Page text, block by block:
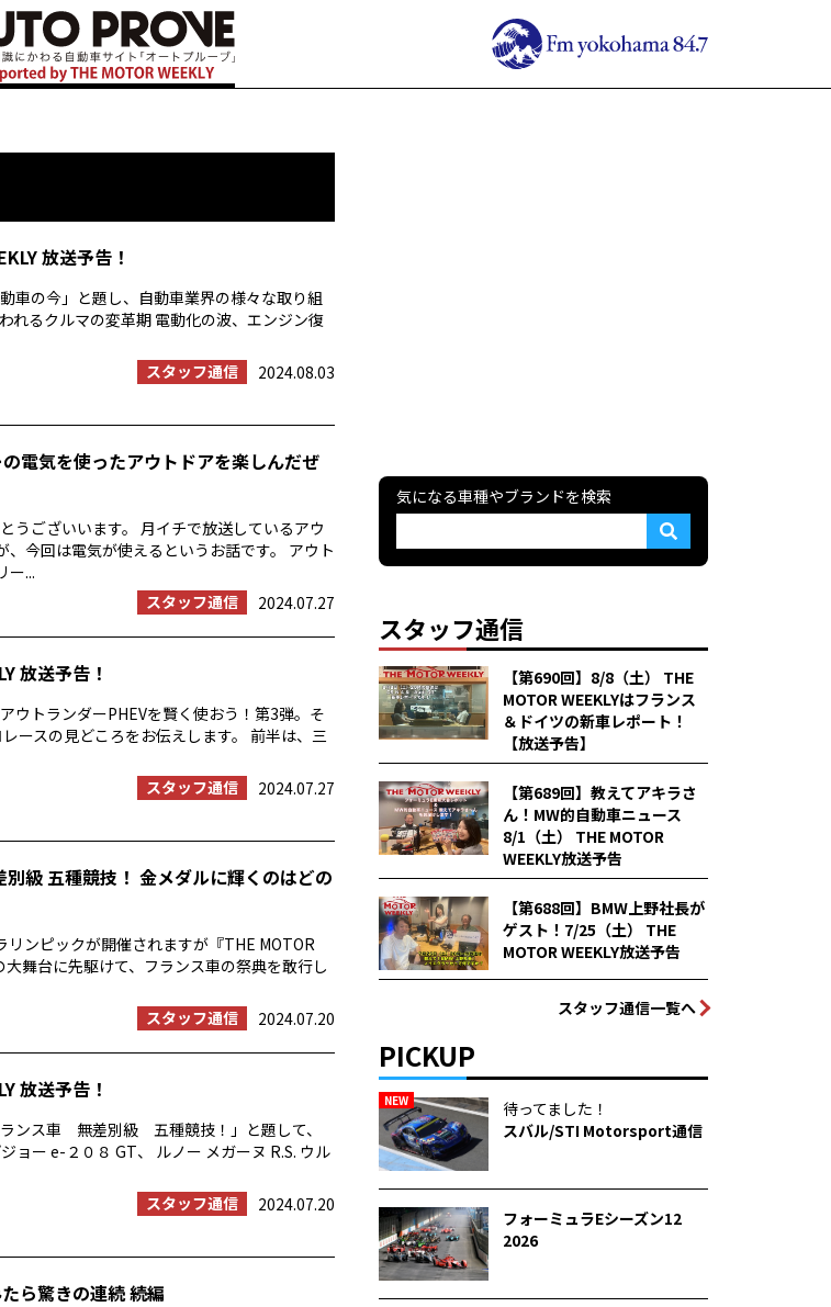
放送予告！
車の今」と題し、自動車業界の様々な取り組
れるクルマの変革期 電動化の波、エンジン復
スタッフ通信
2024.08.03
電気を使ったアウトドアを楽しんだぜ
うございいます。 月イチで放送しているアウ
、今回は電気が使えるというお話です。 アウト
ー...
スタッフ通信
2024.07.27
放送予告！
ウトランダーPHEVを賢く使おう！第3弾。そ
ースの見どころをお伝えします。 前半は、三
スタッフ通信
2024.07.27
別級 五種競技！ 金メダルに輝くのはどの
ンピックが開催されますが『THE MOTOR
舞台に先駆けて、フランス車の祭典を敢行し
スタッフ通信
2024.07.20
放送予告！
ンス車 無差別級 五種競技！」と題して、
ョー e-２０８ GT、 ルノー メガーヌ R.S. ウル
スタッフ通信
2024.07.20
ら驚きの連続 続編
気になる車種やブランドを検索
スタッフ通信
【第690回】8/8（土） THE
MOTOR WEEKLYはフランス
＆ドイツの新車レポート！
【放送予告】
【第689回】教えてアキラさ
ん！MW的自動車ニュース
8/1（土） THE MOTOR
WEEKLY放送予告
【第688回】BMW上野社長が
ゲスト！7/25（土） THE
MOTOR WEEKLY放送予告
スタッフ通信一覧へ
PICKUP
NEW
待ってました！
スバル/STI Motorsport通信
フォーミュラEシーズン12
2026